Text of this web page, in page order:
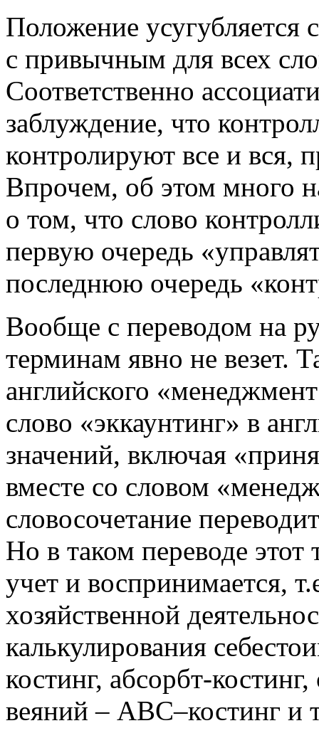
Положение усугубляется
с привычным для всех
Соответственно
заблуждение, что
контролируют все и вся,
Впрочем, об этом много
о том, что слово
первую очередь
последнюю очередь
Вообще с переводом на
терминам явно не везет.
английского
слово «эккаунтинг» в
значений, включая
вместе со словом
словосочетание
Но в таком переводе
учет и воспринимается,
хозяйственной
калькулирования
костинг, абсорбт-
веяний – ABC–костинг и